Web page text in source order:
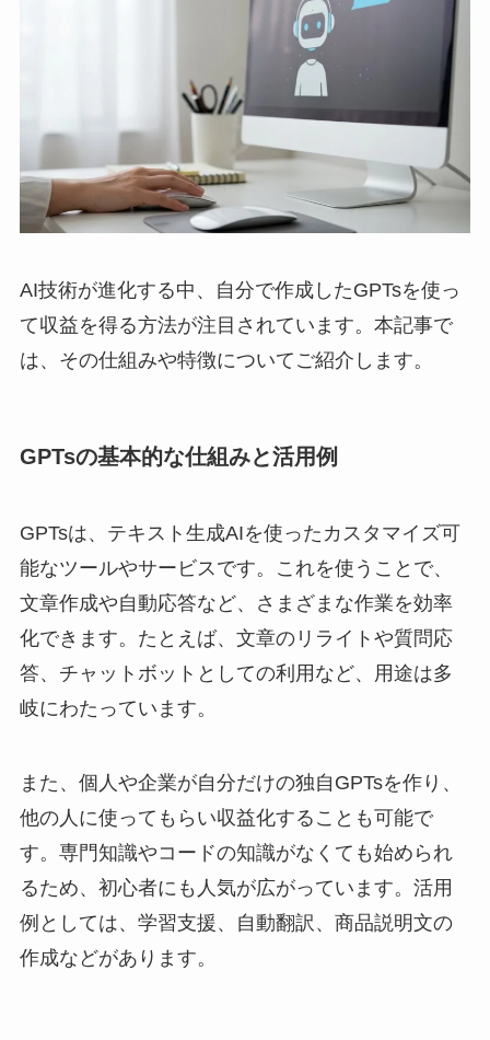
AI技術が進化する中、自分で作成したGPTsを使っ
て収益を得る方法が注目されています。本記事で
は、その仕組みや特徴についてご紹介します。
GPTsの基本的な仕組みと活用例
GPTsは、テキスト生成AIを使ったカスタマイズ可
能なツールやサービスです。これを使うことで、
文章作成や自動応答など、さまざまな作業を効率
化できます。たとえば、文章のリライトや質問応
答、チャットボットとしての利用など、用途は多
岐にわたっています。
また、個人や企業が自分だけの独自GPTsを作り、
他の人に使ってもらい収益化することも可能で
す。専門知識やコードの知識がなくても始められ
るため、初心者にも人気が広がっています。活用
例としては、学習支援、自動翻訳、商品説明文の
作成などがあります。